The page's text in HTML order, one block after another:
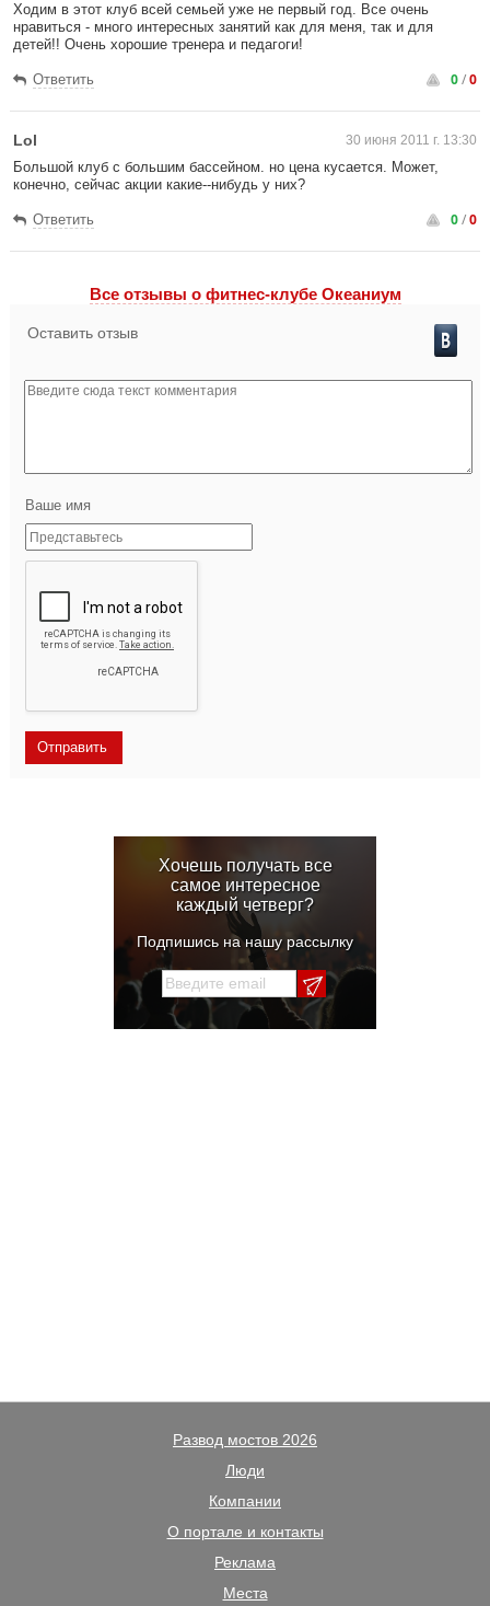
Ходим в этот клуб всей семьей уже не первый год. Все очень
нравиться - много интересных занятий как для меня, так и для
детей!! Очень хорошие тренера и педагоги!
Ответить 0/0
Lol 30 июня 2011 г. 13:30
Большой клуб с большим бассейном. но цена кусается. Может,
конечно, сейчас акции какие--нибудь у них?
Ответить 0/0
Все отзывы o фитнес-клубе Океаниум
Оставить отзыв
Ваше имя
Хочешь получать все
самое интересное
каждый четверг?
Подпишись на нашу рассылку
Развод мостов 2026
Люди
Компании
О портале и контакты
Реклама
Места